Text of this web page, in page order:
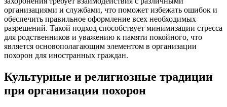
организациями и службами, что поможет избежать ошибок и
обеспечить правильное оформление всех необходимых
разрешений. Такой подход способствует минимизации стресса
для родственников и уважению к памяти покойного, что
является основополагающим элементом в организации
похорон для иностранных граждан.
Культурные и религиозные традиции
при организации похорон